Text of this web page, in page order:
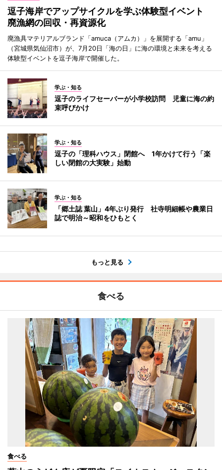
逗子海岸でアップサイクルを学ぶ体験型イベント
廃漁網の回収・再資源化
廃漁具マテリアルブランド「amuca（アムカ）」を展開する「amu」
（宮城県気仙沼市）が、7月20日「海の日」に海の環境と未来を考える
体験型イベントを逗子海岸で開催した。
学ぶ・知る
逗子のライフセーバーが小学校訪問 児童に海の約
束呼びかけ
学ぶ・知る
逗子の「理科ハウス」閉館へ 1年かけて行う「楽
しい閉館の大実験」始動
学ぶ・知る
「郷土誌 葉山」4年ぶり発行 社寺明細帳や農業日
誌で明治～昭和をひもとく
もっと見る
食べる
食べる